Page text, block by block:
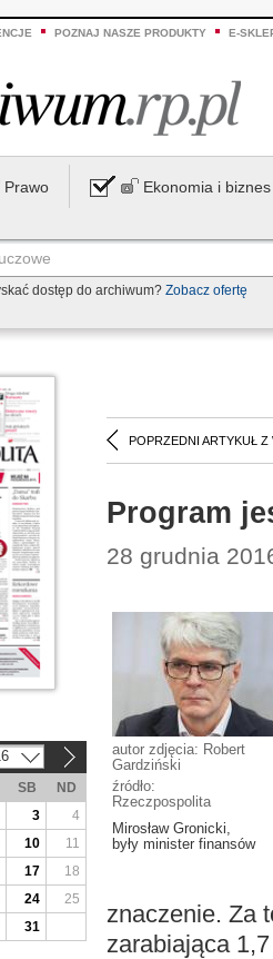
POZNAJ NASZE PRODUKTY E-
Prawo Ekonomia i biznes
dostęp do archiwum? Zobacz ofertę
POPRZEDNI ARTYKUŁ Z
Program
28 grudnia
autor zdjęcia: Robert
Gardziński
źródło:
Rzeczpospolita
Mirosław Gronicki,
były minister finansów
znaczenie. Za
zarabiająca
SB
ND
3
4
10
11
17
18
24
25
31